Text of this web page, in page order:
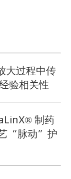
大过程中传
验相关性
制药
“脉动”护